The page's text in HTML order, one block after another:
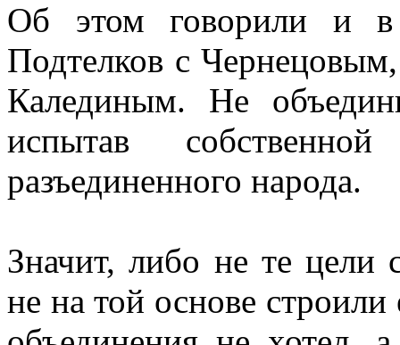
Об этом говорили и
Подтелков с
Калединым. Не
испытав
разъединенного народа.
Значит, либо не те цели
не на той основе